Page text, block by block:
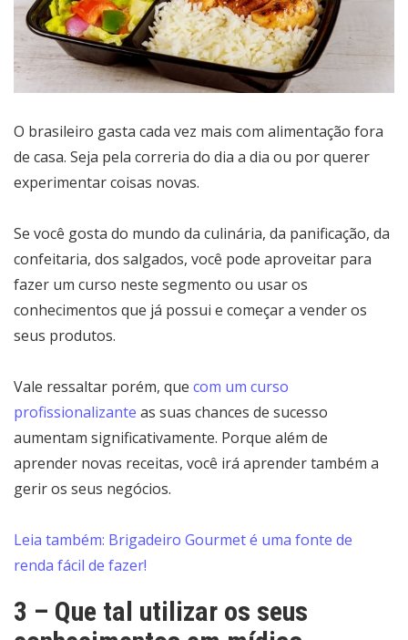
O brasileiro gasta cada vez mais com alimentação fora
de casa. Seja pela correria do dia a dia ou por querer
experimentar coisas novas.
Se você gosta do mundo da culinária, da panificação, da
confeitaria, dos salgados, você pode aproveitar para
fazer um curso neste segmento ou usar os
conhecimentos que já possui e começar a vender os
seus produtos.
Vale ressaltar porém, que com um curso
profissionalizante as suas chances de sucesso
aumentam significativamente. Porque além de
aprender novas receitas, você irá aprender também a
gerir os seus negócios.
Leia também: Brigadeiro Gourmet é uma fonte de
renda fácil de fazer!
3 – Que tal utilizar os seus